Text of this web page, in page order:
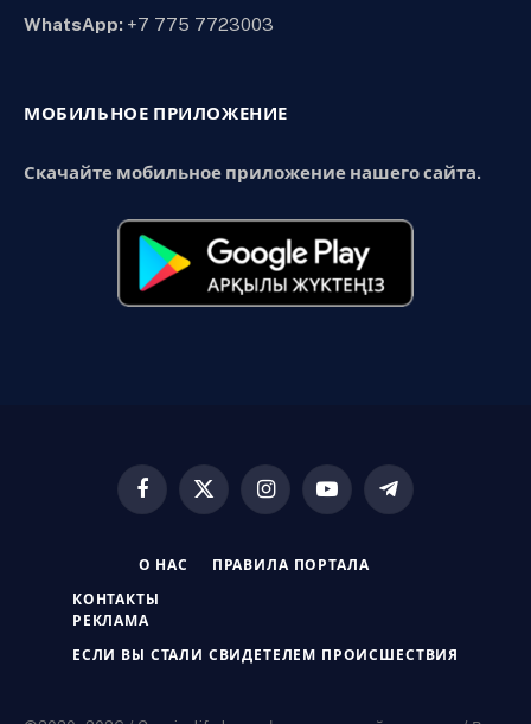
WhatsApp: +7 775 7723003
МОБИЛЬНОЕ ПРИЛОЖЕНИЕ
Скачайте мобильное приложение нашего сайта.
Facebook
X
InstagramYouTubeTelegram
О НАС ПРАВИЛА ПОРТАЛА
КОНТАКТЫ
РЕКЛАМА
ЕСЛИ ВЫ СТАЛИ СВИДЕТЕЛЕМ ПРОИСШЕСТВИЯ